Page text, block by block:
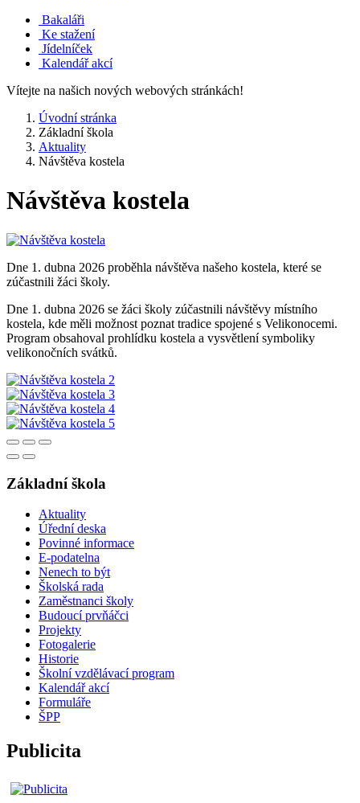
Bakaláři
Ke stažení
Jídelníček
Kalendář akcí
Vítejte na našich nových webových stránkách!
Úvodní stránka
Základní škola
Aktuality
Návštěva kostela
Návštěva kostela
Dne 1. dubna 2026 proběhla návštěva našeho kostela, které se
zúčastnili žáci školy.
Dne 1. dubna 2026 se žáci školy zúčastnili návštěvy místního
kostela, kde měli možnost poznat tradice spojené s Velikonocemi.
Program obsahoval prohlídku kostela a vysvětlení symboliky
velikonočních svátků.
Základní škola
Aktuality
Úřední deska
Povinné informace
E-podatelna
Nenech to být
Školská rada
Zaměstnanci školy
Budoucí prvňáčci
Projekty
Fotogalerie
Historie
Školní vzdělávací program
Kalendář akcí
Formuláře
ŠPP
Publicita